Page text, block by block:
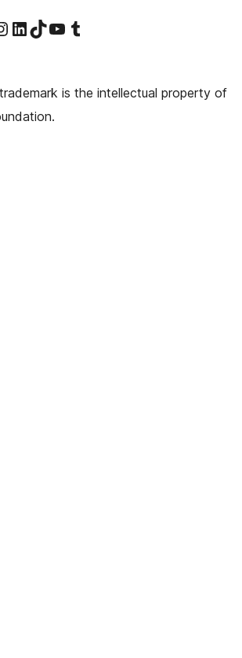
accountpagina bezoeken
ons Instagram account
Bezoek ons LinkedIn account
Bezoek ons TikTok account
Bezoek ons YouTube kanaalBezoek ons Tumblr account
is the intellectual property of